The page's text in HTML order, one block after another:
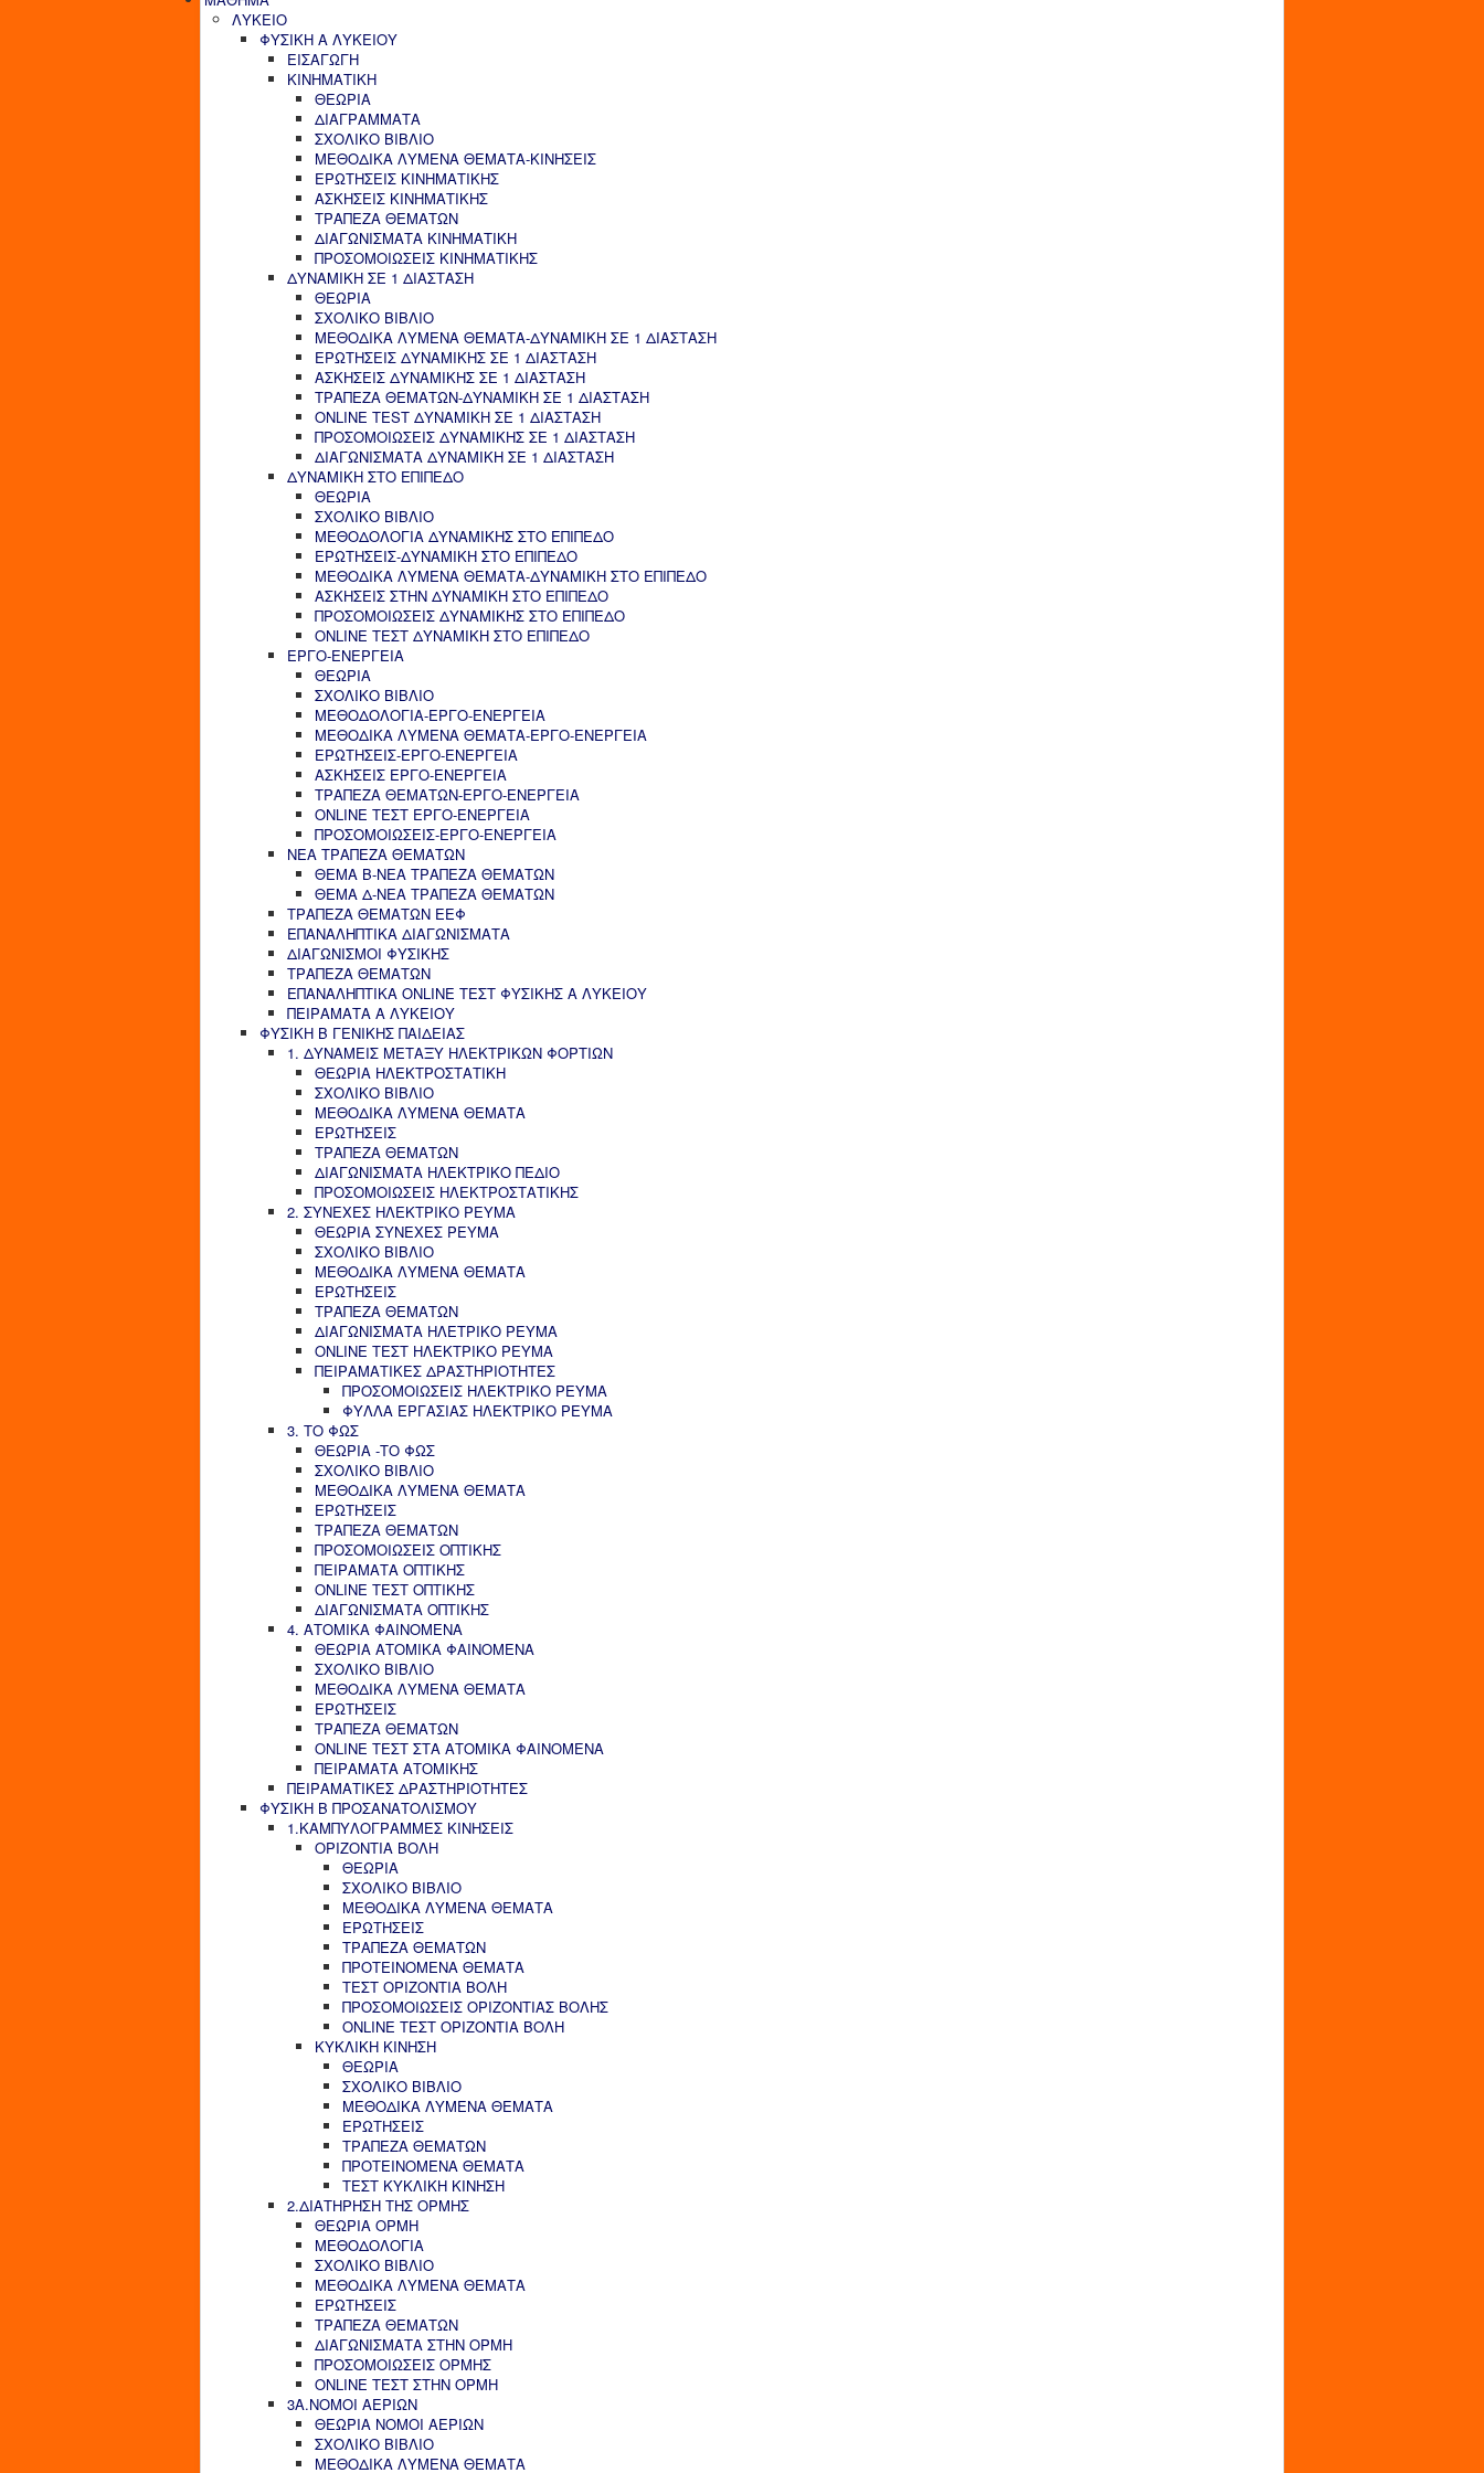
ΛΥΚΕΙΟ
ΦΥΣΙΚΗ Α ΛΥΚΕΙΟΥ
ΕΙΣΑΓΩΓΗ
ΚΙΝΗΜΑΤΙΚΗ
ΘΕΩΡΙΑ
ΔΙΑΓΡΑΜΜΑΤΑ
ΣΧΟΛΙΚΟ ΒΙΒΛΙΟ
ΜΕΘΟΔΙΚΑ ΛΥΜΕΝΑ ΘΕΜΑΤΑ-ΚΙΝΗΣΕΙΣ
ΕΡΩΤΗΣΕΙΣ ΚΙΝΗΜΑΤΙΚΗΣ
ΑΣΚΗΣΕΙΣ ΚΙΝΗΜΑΤΙΚΗΣ
ΤΡΑΠΕΖΑ ΘΕΜΑΤΩΝ
ΔΙΑΓΩΝΙΣΜΑΤΑ ΚΙΝΗΜΑΤΙΚΗ
ΠΡΟΣΟΜΟΙΩΣΕΙΣ ΚΙΝΗΜΑΤΙΚΗΣ
ΔΥΝΑΜΙΚΗ ΣΕ 1 ΔΙΑΣΤΑΣΗ
ΘΕΩΡΙΑ
ΣΧΟΛΙΚΟ ΒΙΒΛΙΟ
ΜΕΘΟΔΙΚΑ ΛΥΜΕΝΑ ΘΕΜΑΤΑ-ΔΥΝΑΜΙΚΗ ΣΕ 1 ΔΙΑΣΤΑΣΗ
ΕΡΩΤΗΣΕΙΣ ΔΥΝΑΜΙΚΗΣ ΣΕ 1 ΔΙΑΣΤΑΣΗ
ΑΣΚΗΣΕΙΣ ΔΥΝΑΜΙΚΗΣ ΣΕ 1 ΔΙΑΣΤΑΣΗ
ΤΡΑΠΕΖΑ ΘΕΜΑΤΩΝ-ΔΥΝΑΜΙΚΗ ΣΕ 1 ΔΙΑΣΤΑΣΗ
ONLINE TEST ΔΥΝΑΜΙΚΗ ΣΕ 1 ΔΙΑΣΤΑΣΗ
ΠΡΟΣΟΜΟΙΩΣΕΙΣ ΔΥΝΑΜΙΚΗΣ ΣΕ 1 ΔΙΑΣΤΑΣΗ
ΔΙΑΓΩΝΙΣΜΑΤΑ ΔΥΝΑΜΙΚΗ ΣΕ 1 ΔΙΑΣΤΑΣΗ
ΔΥΝΑΜΙΚΗ ΣΤΟ ΕΠΙΠΕΔΟ
ΘΕΩΡΙΑ
ΣΧΟΛΙΚΟ ΒΙΒΛΙΟ
ΜΕΘΟΔΟΛΟΓΙΑ ΔΥΝΑΜΙΚΗΣ ΣΤΟ ΕΠΙΠΕΔΟ
ΕΡΩΤΗΣΕΙΣ-ΔΥΝΑΜΙΚΗ ΣΤΟ ΕΠΙΠΕΔΟ
ΜΕΘΟΔΙΚΑ ΛΥΜΕΝΑ ΘΕΜΑΤΑ-ΔΥΝΑΜΙΚΗ ΣΤΟ ΕΠΙΠΕΔΟ
ΑΣΚΗΣΕΙΣ ΣΤΗΝ ΔΥΝΑΜΙΚΗ ΣΤΟ ΕΠΙΠΕΔΟ
ΠΡΟΣΟΜΟΙΩΣΕΙΣ ΔΥΝΑΜΙΚΗΣ ΣΤΟ ΕΠΙΠΕΔΟ
ONLINE ΤΕΣΤ ΔΥΝΑΜΙΚΗ ΣΤΟ ΕΠΙΠΕΔΟ
ΕΡΓΟ-ΕΝΕΡΓΕΙΑ
ΘΕΩΡΙΑ
ΣΧΟΛΙΚΟ ΒΙΒΛΙΟ
ΜΕΘΟΔΟΛΟΓΙΑ-ΕΡΓΟ-ΕΝΕΡΓΕΙΑ
ΜΕΘΟΔΙΚΑ ΛΥΜΕΝΑ ΘΕΜΑΤΑ-ΕΡΓΟ-ΕΝΕΡΓΕΙΑ
ΕΡΩΤΗΣΕΙΣ-ΕΡΓΟ-ΕΝΕΡΓΕΙΑ
ΑΣΚΗΣΕΙΣ ΕΡΓΟ-ΕΝΕΡΓΕΙΑ
ΤΡΑΠΕΖΑ ΘΕΜΑΤΩΝ-ΕΡΓΟ-ΕΝΕΡΓΕΙΑ
ONLINE ΤΕΣΤ ΕΡΓΟ-ΕΝΕΡΓΕΙΑ
ΠΡΟΣΟΜΟΙΩΣΕΙΣ-ΕΡΓΟ-ΕΝΕΡΓΕΙΑ
ΝΕΑ ΤΡΑΠΕΖΑ ΘΕΜΑΤΩΝ
ΘΕΜΑ Β-ΝΕΑ ΤΡΑΠΕΖΑ ΘΕΜΑΤΩΝ
ΘΕΜΑ Δ-ΝΕΑ ΤΡΑΠΕΖΑ ΘΕΜΑΤΩΝ
ΤΡΑΠΕΖΑ ΘΕΜΑΤΩΝ ΕΕΦ
ΕΠΑΝΑΛΗΠΤΙΚΑ ΔΙΑΓΩΝΙΣΜΑΤΑ
ΔΙΑΓΩΝΙΣΜΟΙ ΦΥΣΙΚΗΣ
ΤΡΑΠΕΖΑ ΘΕΜΑΤΩΝ
ΕΠΑΝΑΛΗΠΤΙΚΑ ONLINE ΤΕΣΤ ΦΥΣΙΚΗΣ Α ΛΥΚΕΙΟΥ
ΠΕΙΡΑΜΑΤΑ Α ΛΥΚΕΙΟΥ
ΦΥΣΙΚΗ Β ΓΕΝΙΚΗΣ ΠΑΙΔΕΙΑΣ
1. ΔΥΝΑΜΕΙΣ ΜΕΤΑΞΥ ΗΛΕΚΤΡΙΚΩΝ ΦΟΡΤΙΩΝ
ΘΕΩΡΙΑ ΗΛΕΚΤΡΟΣΤΑΤΙΚΗ
ΣΧΟΛΙΚΟ ΒΙΒΛΙΟ
ΜΕΘΟΔΙΚΑ ΛΥΜΕΝΑ ΘΕΜΑΤΑ
ΕΡΩΤΗΣΕΙΣ
ΤΡΑΠΕΖΑ ΘΕΜΑΤΩΝ
ΔΙΑΓΩΝΙΣΜΑΤΑ ΗΛΕΚΤΡΙΚΟ ΠΕΔΙΟ
ΠΡΟΣΟΜΟΙΩΣΕΙΣ ΗΛΕΚΤΡΟΣΤΑΤΙΚΗΣ
2. ΣΥΝΕΧΕΣ ΗΛΕΚΤΡΙΚΟ ΡΕΥΜΑ
ΘΕΩΡΙΑ ΣΥΝΕΧΕΣ ΡΕΥΜΑ
ΣΧΟΛΙΚΟ ΒΙΒΛΙΟ
ΜΕΘΟΔΙΚΑ ΛΥΜΕΝΑ ΘΕΜΑΤΑ
ΕΡΩΤΗΣΕΙΣ
ΤΡΑΠΕΖΑ ΘΕΜΑΤΩΝ
ΔΙΑΓΩΝΙΣΜΑΤΑ ΗΛΕΤΡΙΚΟ ΡΕΥΜΑ
ONLINE ΤΕΣΤ ΗΛΕΚΤΡΙΚΟ ΡΕΥΜΑ
ΠΕΙΡΑΜΑΤΙΚΕΣ ΔΡΑΣΤΗΡΙΟΤΗΤΕΣ
ΠΡΟΣΟΜΟΙΩΣΕΙΣ ΗΛΕΚΤΡΙΚΟ ΡΕΥΜΑ
ΦΥΛΛΑ ΕΡΓΑΣΙΑΣ ΗΛΕΚΤΡΙΚΟ ΡΕΥΜΑ
3. ΤΟ ΦΩΣ
ΘΕΩΡΙΑ -ΤΟ ΦΩΣ
ΣΧΟΛΙΚΟ ΒΙΒΛΙΟ
ΜΕΘΟΔΙΚΑ ΛΥΜΕΝΑ ΘΕΜΑΤΑ
ΕΡΩΤΗΣΕΙΣ
ΤΡΑΠΕΖΑ ΘΕΜΑΤΩΝ
ΠΡΟΣΟΜΟΙΩΣΕΙΣ ΟΠΤΙΚΗΣ
ΠΕΙΡΑΜΑΤΑ ΟΠΤΙΚΗΣ
ONLINE ΤΕΣΤ ΟΠΤΙΚΗΣ
ΔΙΑΓΩΝΙΣΜΑΤΑ ΟΠΤΙΚΗΣ
4. ΑΤΟΜΙΚΑ ΦΑΙΝΟΜΕΝΑ
ΘΕΩΡΙΑ ΑΤΟΜΙΚΑ ΦΑΙΝΟΜΕΝΑ
ΣΧΟΛΙΚΟ ΒΙΒΛΙΟ
ΜΕΘΟΔΙΚΑ ΛΥΜΕΝΑ ΘΕΜΑΤΑ
ΕΡΩΤΗΣΕΙΣ
ΤΡΑΠΕΖΑ ΘΕΜΑΤΩΝ
ONLINE ΤΕΣΤ ΣΤΑ ΑΤΟΜΙΚΑ ΦΑΙΝΟΜΕΝΑ
ΠΕΙΡΑΜΑΤΑ ΑΤΟΜΙΚΗΣ
ΠΕΙΡΑΜΑΤΙΚΕΣ ΔΡΑΣΤΗΡΙΟΤΗΤΕΣ
ΦΥΣΙΚΗ Β ΠΡΟΣΑΝΑΤΟΛΙΣΜΟΥ
1.ΚΑΜΠΥΛΟΓΡΑΜΜΕΣ ΚΙΝΗΣΕΙΣ
ΟΡΙΖΟΝΤΙΑ ΒΟΛΗ
ΘΕΩΡΙΑ
ΣΧΟΛΙΚΟ ΒΙΒΛΙΟ
ΜΕΘΟΔΙΚΑ ΛΥΜΕΝΑ ΘΕΜΑΤΑ
ΕΡΩΤΗΣΕΙΣ
ΤΡΑΠΕΖΑ ΘΕΜΑΤΩΝ
ΠΡΟΤΕΙΝΟΜΕΝΑ ΘΕΜΑΤΑ
ΤΕΣΤ ΟΡΙΖΟΝΤΙΑ ΒΟΛΗ
ΠΡΟΣΟΜΟΙΩΣΕΙΣ ΟΡΙΖΟΝΤΙΑΣ ΒΟΛΗΣ
ONLINE ΤΕΣΤ ΟΡΙΖΟΝΤΙΑ ΒΟΛΗ
ΚΥΚΛΙΚΗ ΚΙΝΗΣΗ
ΘΕΩΡΙΑ
ΣΧΟΛΙΚΟ ΒΙΒΛΙΟ
ΜΕΘΟΔΙΚΑ ΛΥΜΕΝΑ ΘΕΜΑΤΑ
ΕΡΩΤΗΣΕΙΣ
ΤΡΑΠΕΖΑ ΘΕΜΑΤΩΝ
ΠΡΟΤΕΙΝΟΜΕΝΑ ΘΕΜΑΤΑ
ΤΕΣΤ ΚΥΚΛΙΚΗ ΚΙΝΗΣΗ
2.ΔΙΑΤΗΡΗΣΗ ΤΗΣ ΟΡΜΗΣ
ΘΕΩΡΙΑ ΟΡΜΗ
ΜΕΘΟΔΟΛΟΓΙΑ
ΣΧΟΛΙΚΟ ΒΙΒΛΙΟ
ΜΕΘΟΔΙΚΑ ΛΥΜΕΝΑ ΘΕΜΑΤΑ
ΕΡΩΤΗΣΕΙΣ
ΤΡΑΠΕΖΑ ΘΕΜΑΤΩΝ
ΔΙΑΓΩΝΙΣΜΑΤΑ ΣΤΗΝ ΟΡΜΗ
ΠΡΟΣΟΜΟΙΩΣΕΙΣ ΟΡΜΗΣ
ONLINE ΤΕΣΤ ΣΤΗΝ ΟΡΜΗ
3Α.ΝΟΜΟΙ ΑΕΡΙΩΝ
ΘΕΩΡΙΑ ΝΟΜΟΙ ΑΕΡΙΩΝ
ΣΧΟΛΙΚΟ ΒΙΒΛΙΟ
ΜΕΘΟΔΙΚΑ ΛΥΜΕΝΑ ΘΕΜΑΤΑ